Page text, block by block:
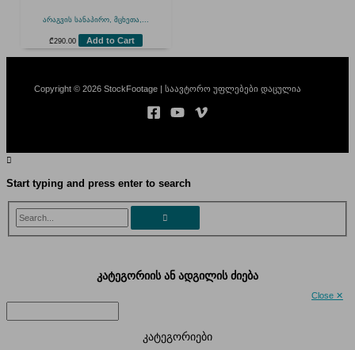
არაგვის სანაპირო, მცხეთა,...
₾290.00 Add to Cart
Copyright © 2026 StockFootage | საავტორო უფლებები დაცულია
Start typing and press enter to search
Search...
Close ✕
კატეგორიის ან ადგილის ძიება
კატეგორიები